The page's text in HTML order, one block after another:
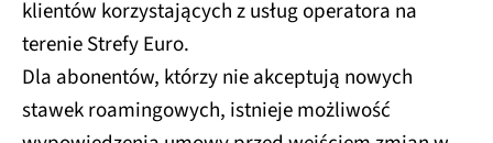
klientów korzystających z usług operatora na
terenie Strefy Euro.
Dla abonentów, którzy nie akceptują nowych
stawek roamingowych, istnieje możliwość